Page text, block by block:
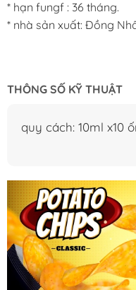
* hạn fungf : 36 tháng.
* nhà sản xuất: Đồng
THÔNG SỐ KỸ THUẬT
quy cách: 10ml x10